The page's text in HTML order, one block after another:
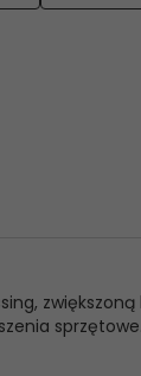
sprzętowe.